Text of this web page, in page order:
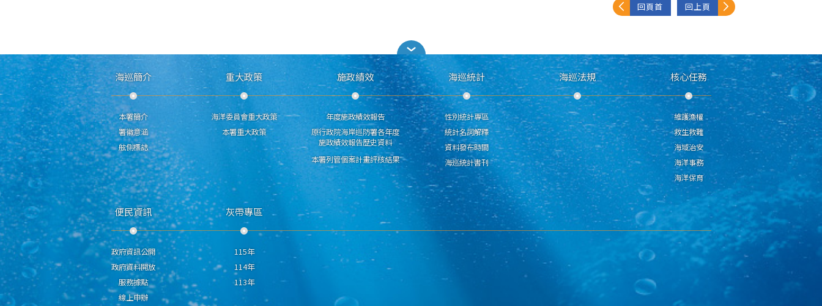
回頁首 回上頁
海巡簡介
本署簡介
署徽意涵
舷側標誌
重大政策
海洋委員會重大政策
本署重大政策
施政績效
年度施政績效報告
原行政院海岸巡防署各年度
施政績效報告歷史資料
本署列管個案計畫評核結果
海巡統計
性別統計專區
統計名詞解釋
資料發布時間
海巡統計書刊
海巡法規 核心任務
維護漁權
救生救難
海域治安
海洋事務
海洋保育
便民資訊
政府資訊公開
政府資料開放
服務據點
線上申辦
灰帶專區
115年
114年
113年